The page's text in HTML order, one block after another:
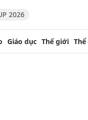
2026
Giáo dục Thế giới